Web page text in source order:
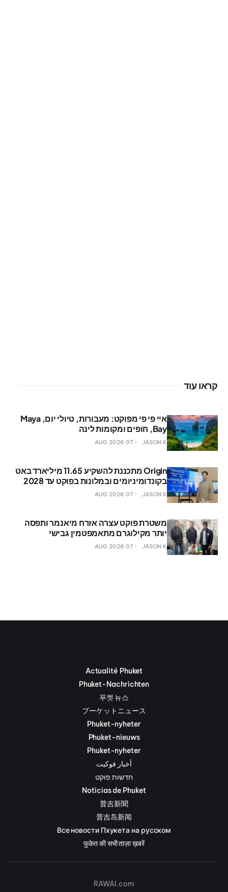
קראו עוד
איי פי פי מפוקט: מעבורות, טיולי יום, Maya
Bay, חופים ומקומות לינה
JASON K.
07 AUG 2026
Origin מתכננת להשקיע 11.65 מיליארד באט
בקונדומיניומים ובמלונות בפוקט עד 2028
JASON K.
07 AUG 2026
משטרת פוקט עצרה אזרח מיאנמר ותפסה
יותר מקילוגרם מתאמפטמין גבישי
JASON K.
07 AUG 2026
Actualité Phuket
Phuket-Nachrichten
푸켓 뉴스
プーケットニュース
Phuket-nyheter
Phuket-nieuws
Phuket-nyheter
أخبار فوكيت
חדשות פוקט
Noticias de Phuket
普吉新聞
普吉岛新闻
Все новости Пхукета на русском
फुकेत की सभी ताज़ा ख़बरें
RAWAI.com